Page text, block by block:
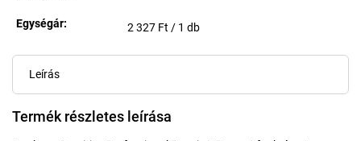
Egységár: Egységár:
2 327 Ft / 1 db
Leírás
Termék részletes leírása